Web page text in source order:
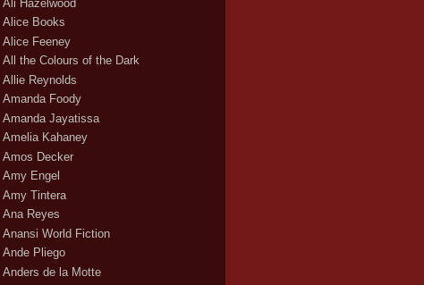
Ali Hazelwood
Alice Books
Alice Feeney
All the Colours of the Dark
Allie Reynolds
Amanda Foody
Amanda Jayatissa
Amelia Kahaney
Amos Decker
Amy Engel
Amy Tintera
Ana Reyes
Anansi World Fiction
Ande Pliego
Anders de la Motte